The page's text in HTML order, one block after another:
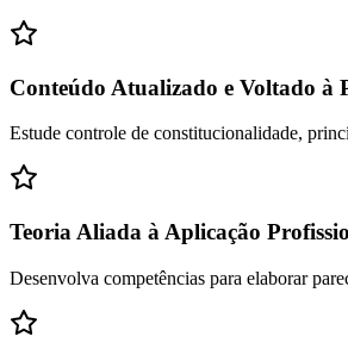
Conteúdo Atualizado e Voltado à
Estude controle de constitucionalidade,
Teoria Aliada à Aplicação
Desenvolva competências para elaborar